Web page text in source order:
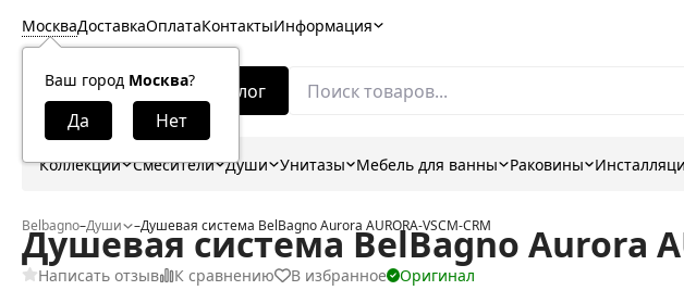
Москва
Ваш город Москва?
ДоставкаОплатаКонтактыИнформация
Каталог
Коллекции Смесители Души Унитазы Мебель для ванны Раковины
Belbagno–Души –Душевая система BelBagno Aurora AURORA-VSCM-CRM
Душевая система BelBagno Aurora
Написать отзыв К сравнению В избранное Оригинал